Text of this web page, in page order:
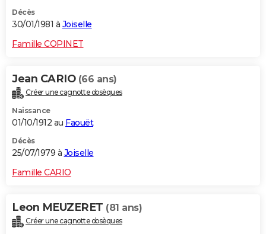
Décès
30/01/1981 à Joiselle
Famille COPINET
Jean CARIO (66 ans)
Créer une cagnotte obsèques
Naissance
01/10/1912 au Faouët
Décès
25/07/1979 à Joiselle
Famille CARIO
Leon MEUZERET (81 ans)
Créer une cagnotte obsèques